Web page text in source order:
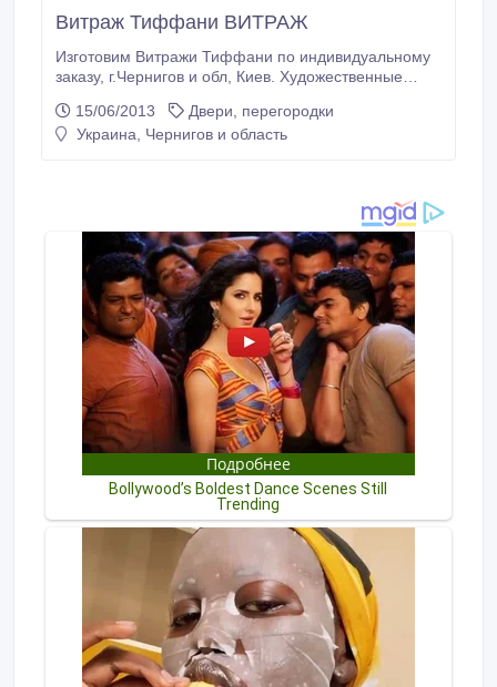
Витраж Тиффани ВИТРАЖ
Изготовим Витражи Тиффани по индивидуальному
заказу, г.Чернигов и обл, Киев. Художественные
стильным, комфортным и уютным жильем с
модным и привлекательным дизайном интерьера.
15/06/2013
Двери, перегородки
Украина, Чернигов и область